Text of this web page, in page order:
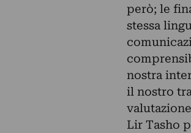
però; le
stessa
nostra
il nostro
Lir Tasho